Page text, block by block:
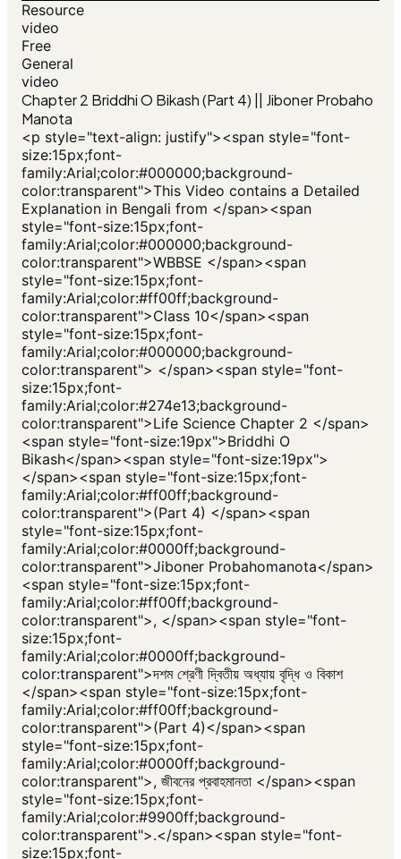
Resource
video
Free
General
video
Chapter 2 Briddhi O Bikash (Part 4) || Jiboner Probaho
Manota
<p style="text-align: justify"><span style="font-
size:15px;font-
family:Arial;color:#000000;background-
color:transparent">This Video contains a Detailed
Explanation in Bengali from </span><span
style="font-size:15px;font-
family:Arial;color:#000000;background-
color:transparent">WBBSE </span><span
style="font-size:15px;font-
family:Arial;color:#ff00ff;background-
color:transparent">Class 10</span><span
style="font-size:15px;font-
family:Arial;color:#000000;background-
color:transparent"> </span><span style="font-
size:15px;font-
family:Arial;color:#274e13;background-
color:transparent">Life Science Chapter 2 </span>
<span style="font-size:19px">Briddhi O
Bikash</span><span style="font-size:19px">
</span><span style="font-size:15px;font-
family:Arial;color:#ff00ff;background-
color:transparent">(Part 4) </span><span
style="font-size:15px;font-
family:Arial;color:#0000ff;background-
color:transparent">Jiboner Probahomanota</span>
<span style="font-size:15px;font-
family:Arial;color:#ff00ff;background-
color:transparent">, </span><span style="font-
size:15px;font-
family:Arial;color:#0000ff;background-
color:transparent">দশম শ্রেণী দ্বিতীয় অধ্যায় বৃদ্ধি ও বিকাশ
</span><span style="font-size:15px;font-
family:Arial;color:#ff00ff;background-
color:transparent">(Part 4)</span><span
style="font-size:15px;font-
family:Arial;color:#0000ff;background-
color:transparent">, জীবনের প্রবাহমানতা </span><span
style="font-size:15px;font-
family:Arial;color:#9900ff;background-
color:transparent">.</span><span style="font-
size:15px;font-